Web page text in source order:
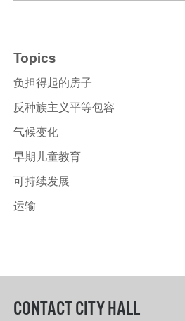
Topics
负担得起的房子
反种族主义平等包容
气候变化
早期儿童教育
可持续发展
运输
CONTACT CITY HALL